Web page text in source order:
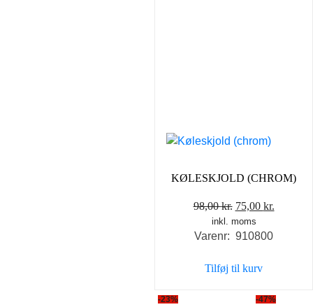
KØLESKJOLD (CHROM)
98,00kr. Den
oprindelige
pris
98,00 kr..
75,00 kr.
inkl. moms
Varenr: 910800
Tilføj til kurv
-23% -47%